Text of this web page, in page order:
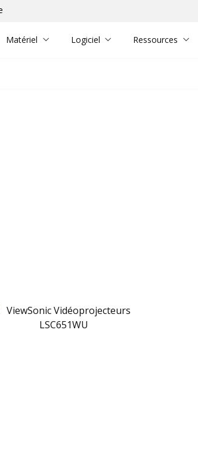
Matériel Logiciel Ressources